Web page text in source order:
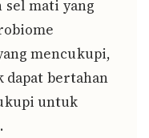
mati yang
mencukupi,
dapat bertahan
untuk